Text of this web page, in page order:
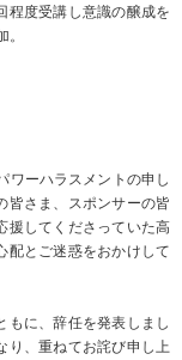
程度受講し意識の醸成を
ワーハラスメントの申し
皆さま、スポンサーの皆
援してくださっていた高
配とご迷惑をおかけして
もに、辞任を発表しまし
り、重ねてお詫び申し上